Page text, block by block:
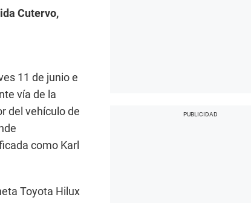
Cutervo,
11 de junio e
vía de la
del vehículo de
como Karl
Toyota Hilux